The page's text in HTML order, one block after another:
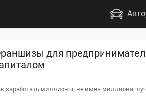
для
заработать миллионы, не имея миллиона: